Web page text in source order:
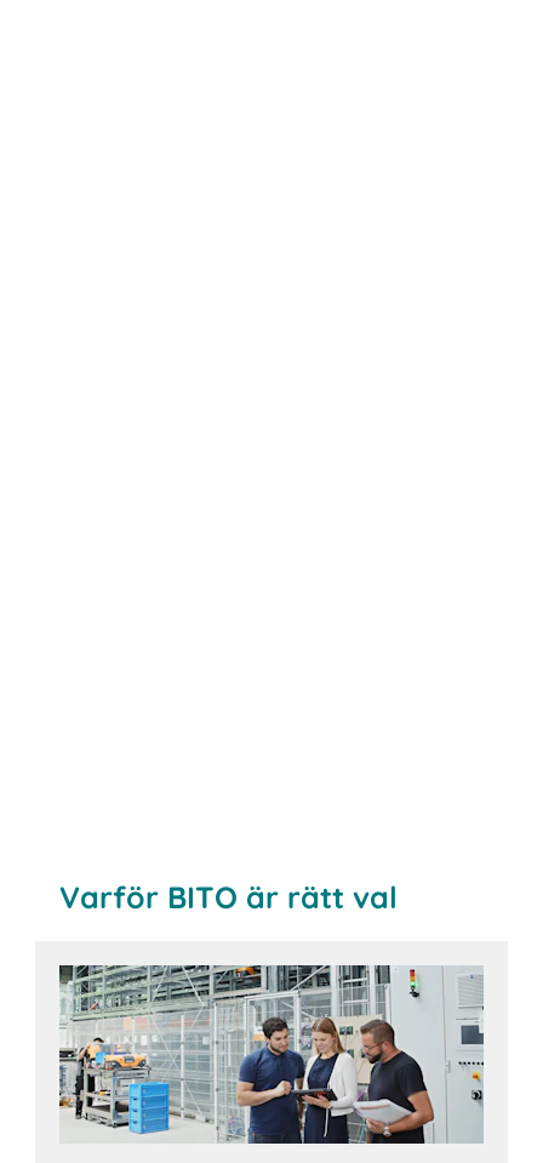
Varför BITO är rätt val